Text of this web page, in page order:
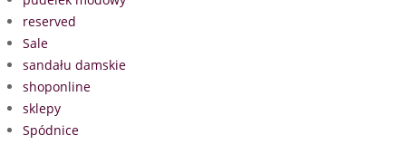
reserved
Sale
sandału damskie
shoponline
sklepy
Spódnice